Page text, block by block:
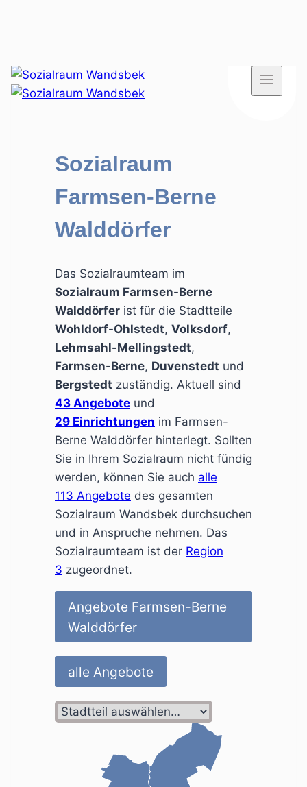
Zum
Inhalt
Sozialraum
Farmsen-Berne
Walddörfer
Das Sozialraumteam im
Sozialraum Farmsen-Berne
Walddörfer ist für die Stadtteile
Wohldorf-Ohlstedt, Volksdorf,
Lehmsahl-Mellingstedt,
Farmsen-Berne, Duvenstedt und
Bergstedt zuständig. Aktuell sind
43 Angebote und
29 Einrichtungen im Farmsen-
Berne Walddörfer hinterlegt. Sollten
Sie in Ihrem Sozialraum nicht fündig
werden, können Sie auch alle
113 Angebote des gesamten
Sozialraum Wandsbek durchsuchen
und in Anspruche nehmen. Das
Sozialraumteam ist der Region
3 zugeordnet.
Angebote Farmsen-Berne
Walddörfer
alle Angebote